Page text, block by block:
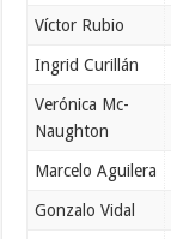
Víctor Rubio
Ingrid Curillán
Verónica Mc-
Naughton
Marcelo Aguilera
Gonzalo Vidal